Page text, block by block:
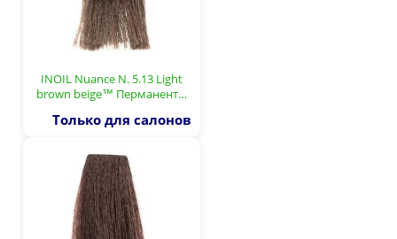
INOIL Nuance N. 5.13 Light
brown beige™ Перманент…
Только для салонов